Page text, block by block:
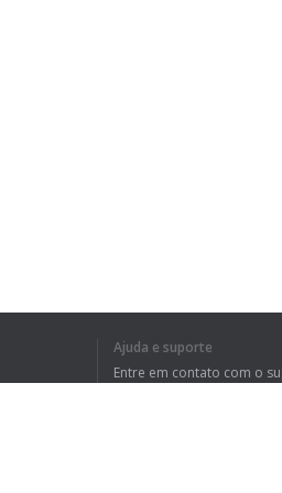
Ajuda e suporte
Entre em contato com o